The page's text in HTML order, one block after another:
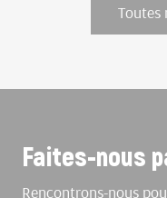
Toutes
Faites-nous
Rencontrons-nous